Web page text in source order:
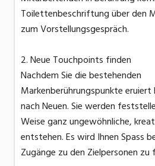
Toilettenbeschriftung über den
zum Vorstellungsgespräch.
2. Neue Touchpoints finden
Nachdem Sie die bestehenden
Markenberührungspunkte eruiert
nach Neuen. Sie werden
Weise ganz ungewöhnliche,
entstehen. Es wird Ihnen Spass
Zugänge zu den Zielpersonen zu